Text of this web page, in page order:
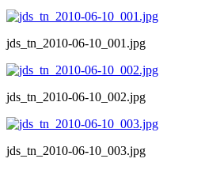
jds_tn_2010-06-10_001.jpg
jds_tn_2010-06-10_002.jpg
jds_tn_2010-06-10_003.jpg